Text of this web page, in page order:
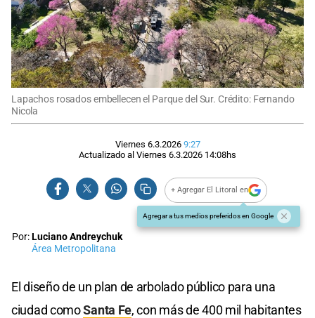
Lapachos rosados embellecen el Parque del Sur. Crédito: Fernando
Nicola
Viernes 6.3.2026 9:27
Actualizado al Viernes 6.3.2026 14:08hs
+ Agregar El Litoral en
Agregar a tus medios preferidos en Google
Por:Luciano Andreychuk
Área Metropolitana
El diseño de un plan de arbolado público para una
ciudad comoSanta Fe, con más de 400 mil habitantes